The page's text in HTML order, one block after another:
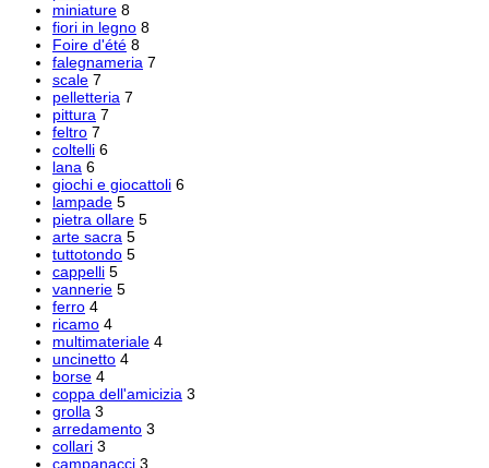
miniature 8
fiori in legno 8
Foire d'été 8
falegnameria 7
scale 7
pelletteria 7
pittura 7
feltro 7
coltelli 6
lana 6
giochi e giocattoli 6
lampade 5
pietra ollare 5
arte sacra 5
tuttotondo 5
cappelli 5
vannerie 5
ferro 4
ricamo 4
multimateriale 4
uncinetto 4
borse 4
coppa dell'amicizia 3
grolla 3
arredamento 3
collari 3
campanacci 3